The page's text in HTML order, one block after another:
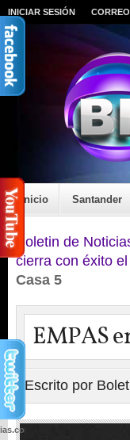
INICIAR SESIÓN CORREO
Inicio Santander
Boletin de
cierra con éxito
Casa 5
EMPAS
Escrito por
wp-